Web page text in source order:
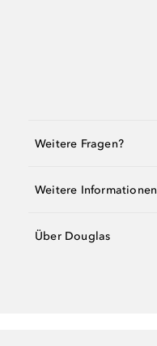
Weitere Fragen?
Weitere Informationen
Über Douglas